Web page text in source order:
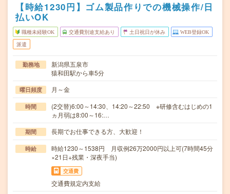
【時給1230円】ゴム製品作りでの機械操作/日
払いOK
職種未経験OK 交通費別途支給あり 土日祝日が休み WEB登録OK
派遣
勤務地
新潟県五泉市
猿和田駅から車5分
曜日頻度 月～金
時間
(2交替)6:00～14:30、14:20～22:50 ※研修含むはじめの1
ヵ月弱は8:00～16:…
期間 長期でお仕事できる方、大歓迎！
時給
時給1230～1538円 月収例26万2000円以上可(7時間45分
×21日+残業・深夜手当)
交通費
交通費規定内支給